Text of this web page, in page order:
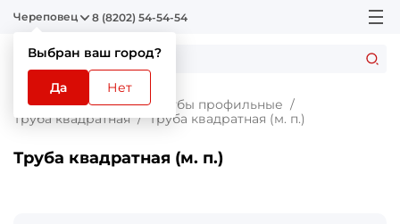
Череповец
Выбран ваш город?
Да Нет
8 (8202) 54-54-54
Главная Каталог
Трубы профильные
Труба квадратная
Труба квадратная (м. п.)
Труба квадратная (м. п.)